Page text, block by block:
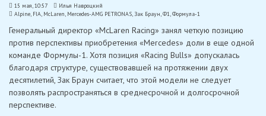
15 мая, 10:57
Илья Навроцкий
Alpine, FIA, McLaren, Mercedes-AMG PETRONAS,Зак Браун,Ф1,Формула-1
Генеральный директор «McLaren Racing» занял четкую позицию
против перспективы приобретения «Mercedes» доли в еще одной
команде Формулы-1. Хотя позиция «Racing Bulls» допускалась
благодаря структуре, существовавшей на протяжении двух
десятилетий, Зак Браун считает, что этой модели не следует
позволять распространяться в среднесрочной и долгосрочной
перспективе.